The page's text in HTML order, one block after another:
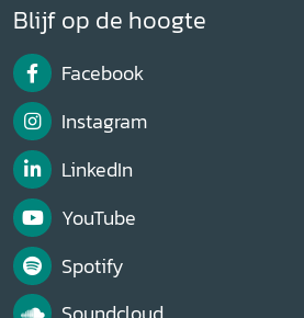
Blijf op de hoogte
Facebook
Instagram
LinkedIn
YouTube
Spotify